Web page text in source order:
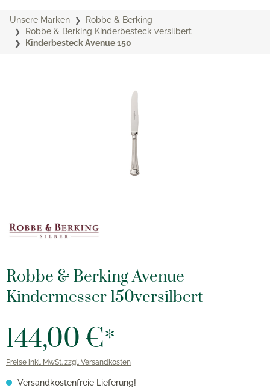
Unsere Marken
Robbe & Berking
Robbe & Berking Kinderbesteck versilbert
Kinderbesteck Avenue 150
Robbe & Berking Avenue
Kindermesser 150versilbert
144,00 €*
Preise inkl. MwSt. zzgl. Versandkosten
Versandkostenfreie Lieferung!